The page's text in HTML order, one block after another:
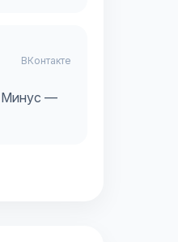
ВКонтакте
Минус —